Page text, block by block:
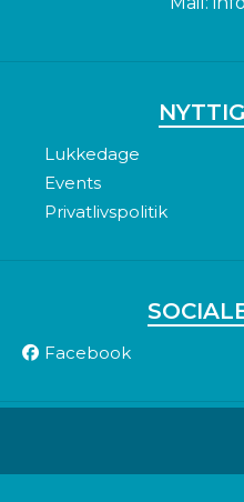
Lukkedage
Events
Privatlivspolitik
Facebook